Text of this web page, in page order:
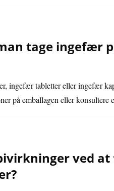
tage
ingefær tabletter eller ingefær
på emballagen eller konsultere
ved